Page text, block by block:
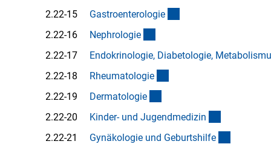
2.22-15
Gastroenterologie
2.22-16
Nephrologie
2.22-17
Endokrinologie, Diabetologie, Metabolismu
2.22-18
Rheumatologie
2.22-19
Dermatologie
2.22-20
Kinder- und Jugendmedizin
2.22-21
Gynäkologie und Geburtshilfe